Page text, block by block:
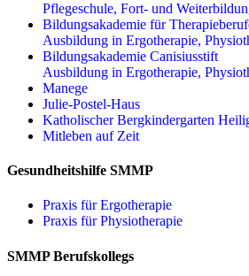
Pflegeschule, Fort- und
Bildungsakademie für
Ausbildung in Ergotherapie,
Bildungsakademie Canisiusstift
Ausbildung in Ergotherapie,
Manege
Julie-Postel-Haus
Katholischer Bergkindergarten
Mitleben auf Zeit
Gesundheitshilfe SMMP
Praxis für Ergo­therapie
Praxis für Physio­therapie
SMMP Berufskollegs